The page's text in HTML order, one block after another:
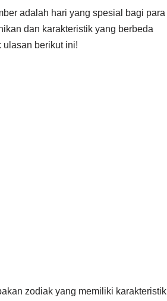
adalah hari yang spesial bagi para
dan karakteristik yang berbeda
ulasan berikut ini!
zodiak yang memiliki karakteristik